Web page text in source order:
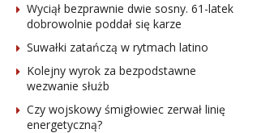
Wyciął bezprawnie dwie sosny. 61-latek
dobrowolnie poddał się karze
Suwałki zatańczą w rytmach latino
Kolejny wyrok za bezpodstawne
wezwanie służb
Czy wojskowy śmigłowiec zerwał linię
energetyczną?